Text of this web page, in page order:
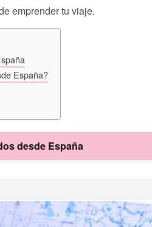
emprender tu viaje.
España?
desde España